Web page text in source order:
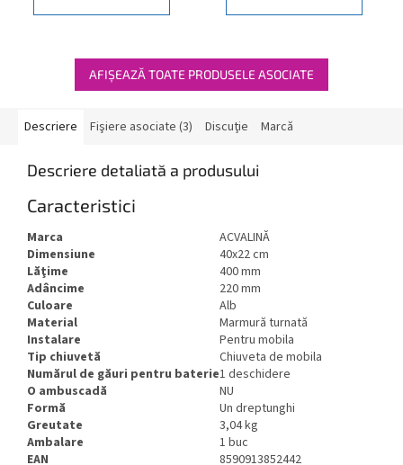
AFIŞEAZĂ TOATE PRODUSELE ASOCIATE
Descriere Fişiere asociate (3) Discuţie Marcă
Descriere detaliată a produsului
Caracteristici
Marca
ACVALINĂ
Dimensiune
40x22 cm
Lăţime
400 mm
Adâncime
220 mm
Culoare
Alb
Material
Marmură turnată
Instalare
Pentru mobila
Tip chiuvetă
Chiuveta de mobila
Numărul de găuri pentru baterie1 deschidere
O ambuscadă
NU
Formă
Un dreptunghi
Greutate
3,04 kg
Ambalare
1 buc
EAN
8590913852442